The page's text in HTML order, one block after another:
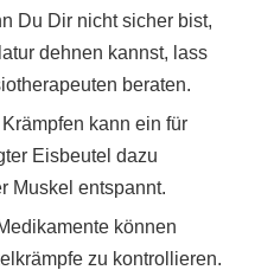
Du Dir nicht sicher bist,
dehnen kannst, lass
beraten.
kann ein für
Eisbeutel dazu
Muskel entspannt.
können
zu kontrollieren.